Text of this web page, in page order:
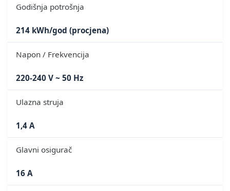
Godišnja potrošnja
214 kWh/god (procjena)
Napon / Frekvencija
220-240 V ~ 50 Hz
Ulazna struja
1,4 A
Glavni osigurač
16 A